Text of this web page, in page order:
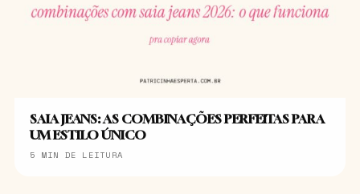
SAIA JEANS: AS COMBINAÇÕES PERFEITAS PARA
UM ESTILO ÚNICO
5 MIN DE LEITURA